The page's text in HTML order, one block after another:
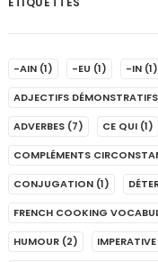
-AIN (1) -EU (1) -IN (1)
ADJECTIFS DÉMONSTRATIFS
ADVERBES (7) CE QUI (1)
COMPLÉMENTS
CONJUGATION (1)
FRENCH COOKING
HUMOUR (2) IMPERATIVE